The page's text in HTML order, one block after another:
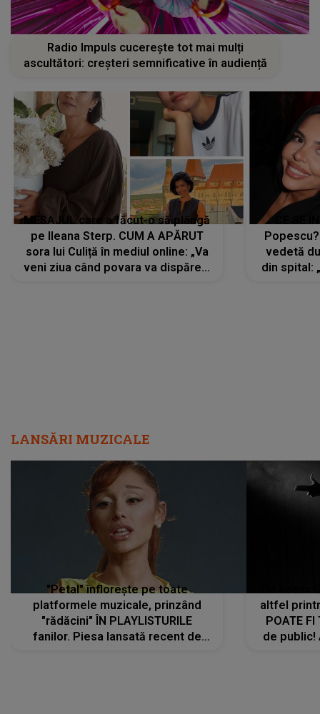
Radio Impuls cucerește tot mai mulți
ascultători: creșteri semnificative în audiență
MESAJUL care a făcut-o să plângă
pe Ileana Sterp. CUM A APĂRUT
sora lui Culiță în mediul online: „Va
veni ziua când povara va dispărea,
vedetă
din spital:
LANSĂRI MUZICALE
"Petal" înflorește pe toate
platformele muzicale, prinzând
"rădăcini" ÎN PLAYLISTURILE
fanilor. Piesa lansată recent de
altfel
POATE FI
de public!